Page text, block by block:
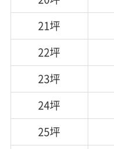
21坪
22坪
23坪
24坪
25坪